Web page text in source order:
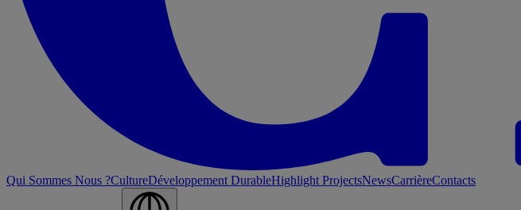
Qui Sommes Nous ?CultureDéveloppement DurableHighlight ProjectsNewsCarrièreContacts